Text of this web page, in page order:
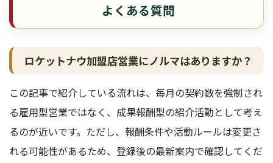
よくある質問
ロケットナウ加盟店営業にノルマはありますか？
この記事で紹介している流れは、毎月の契約数を強制され
る雇用型営業ではなく、成果報酬型の紹介活動として考え
るのが近いです。ただし、報酬条件や活動ルールは変更さ
れる可能性があるため、登録後の最新案内で確認してくだ